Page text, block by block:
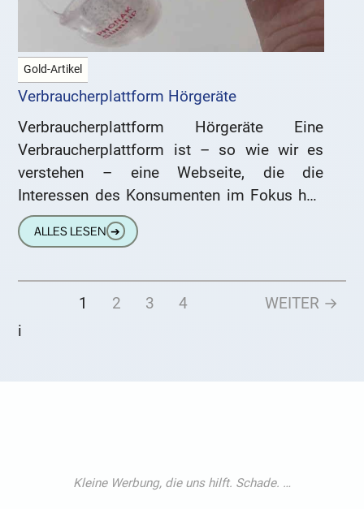
Gold-Artikel
Verbraucherplattform Hörgeräte
Verbraucherplattform Hörgeräte Eine
Verbraucherplattform ist – so wie wir es
verstehen – eine Webseite, die die
Interessen des Konsumenten im Fokus hat.
Wir geben nicht vor, wie andere, eine
Verbraucherplattform
ALLES LESEN ➔
1 2 3 4
WEITER →
i